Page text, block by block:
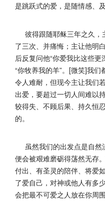
是跳跃式的爱， 是随情感、
彼得跟随耶稣三年之久，
了三次、并痛悔； 主让他明
后反复问他“你爱我比这些
“你牧养我的羊”。[微笑]我们
令人难耐， 但现今主让我们
出爱， 要超过一切人间难以
较得失、 不顾后果、持久恒
的。
虽然我们的出发点是自然
便会被艰难磨砺得荡然无存。
付出、有圣灵的陪伴、 将爱
了爱自己， 对神或他人有多
会把最不可爱之人放在你周